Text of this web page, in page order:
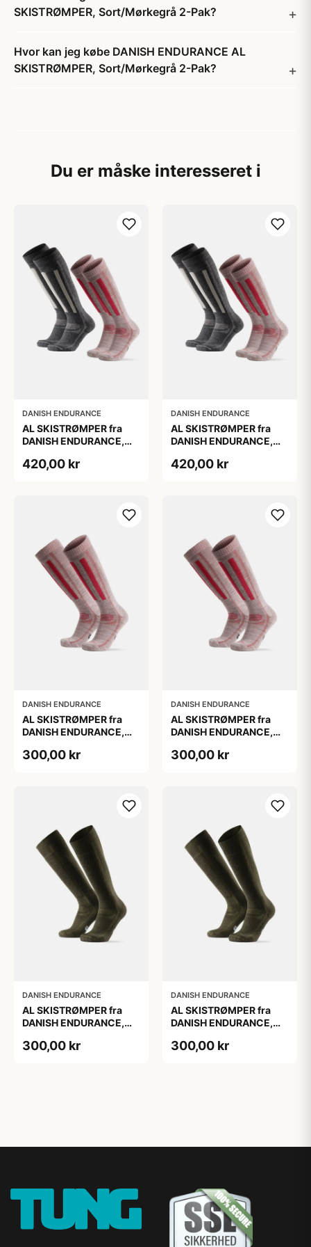
SKISTRØMPER, Sort/Mørkegrå 2-Pak?
Hvor kan jeg købe DANISH ENDURANCE AL
SKISTRØMPER, Sort/Mørkegrå 2-Pak?
Du er måske interesseret i
DANISH ENDURANCE
AL SKISTRØMPER fra
DANISH ENDURANCE,
420,00 kr
DANISH ENDURANCE
AL SKISTRØMPER fra
DANISH ENDURANCE,
420,00 kr
DANISH ENDURANCE
AL SKISTRØMPER fra
DANISH ENDURANCE,
300,00 kr
DANISH ENDURANCE
AL SKISTRØMPER fra
DANISH ENDURANCE,
300,00 kr
DANISH ENDURANCE
AL SKISTRØMPER fra
DANISH ENDURANCE,
300,00 kr
DANISH ENDURANCE
AL SKISTRØMPER fra
DANISH ENDURANCE,
300,00 kr